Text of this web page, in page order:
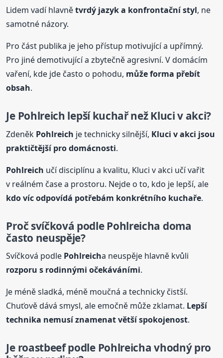
Lidem vadí hlavnětvrdý jazyk a konfrontační styl, ne
samotné názory.
Pro část publika je jeho přístup motivující a upřímný.
Pro jiné demotivující a zbytečně agresivní. V domácím
vaření, kde jde často o pohodu, může forma přebít
obsah.
Je Pohlreich lepší kuchař než Kluci v akci?
Zdeněk Pohlreich je technicky silnější, Kluci v akci jsou
praktičtější pro domácnosti.
Pohlreich učí disciplínu a kvalitu, Kluci v akci učí vařit
v reálném čase a prostoru. Nejde o to, kdo je lepší, ale
kdo víc odpovídá potřebám konkrétního kuchaře.
Proč svíčková podlePohlreicha doma
často neuspěje?
Svíčková podle Pohlreicha neuspěje hlavně kvůli
rozporu s rodinnými očekáváními.
Je méně sladká, méně moučná a technicky čistší.
Chuťově dává smysl, ale emočně může zklamat. Lepší
technika nemusí znamenat větší spokojenost.
Je roastbeef podle Pohlreicha vhodný pro